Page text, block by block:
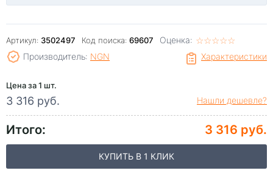
Артикул: 3502497 Код поиска: 69607 Оценка: ☆☆☆☆☆
★★★★★
Характеристики
Производитель: NGN
Цена за 1 шт.
3 316 руб. Нашли дешевле?
Итого: 3 316 руб.
КУПИТЬ В 1 КЛИК